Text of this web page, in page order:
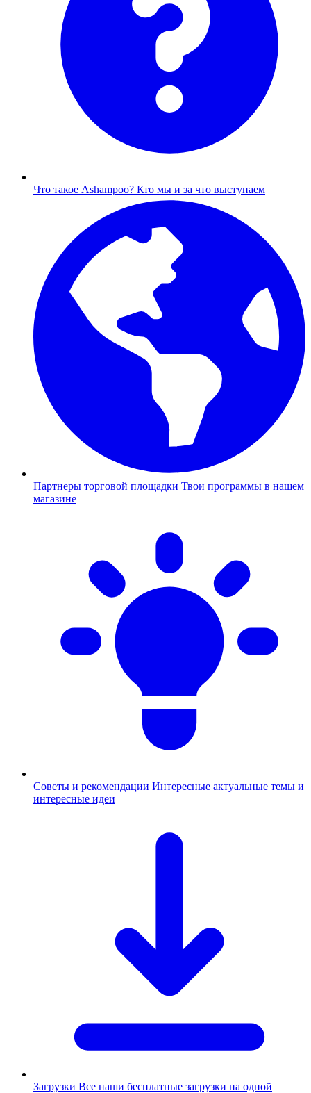
Что такое Ashampoo? Кто мы и за что выступаем
Партнеры торговой площадки Твои программы в нашем
магазине
Советы и рекомендации Интересные актуальные темы и
интересные идеи
Загрузки Все наши бесплатные загрузки на одной